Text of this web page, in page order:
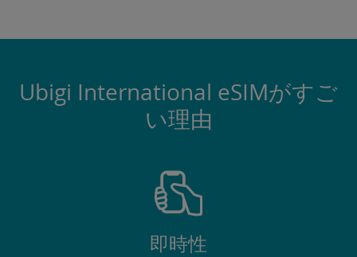
Ubigi International eSIMがすご
い理由
即時性